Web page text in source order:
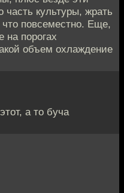
культуры, жрать
повсеместно. Еще,
на порогах
объем охлаждение
а то буча